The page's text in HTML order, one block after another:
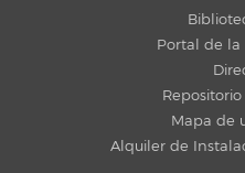
Portal de la
Mapa de
Alquiler de